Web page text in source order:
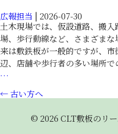
広報担当 | 2026-07-30
土木現場では、仮設道路、搬
場、歩行動線など、さまざま
来は敷鉄板が一般的ですが、
辺、店舗や歩行者の多い場所
…
対
投
←古い方へ
© 2026 CLT敷板のリ